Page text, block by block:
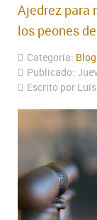
Ajedrez para
los peones
Categoría: Blog
Publicado:
Escrito por